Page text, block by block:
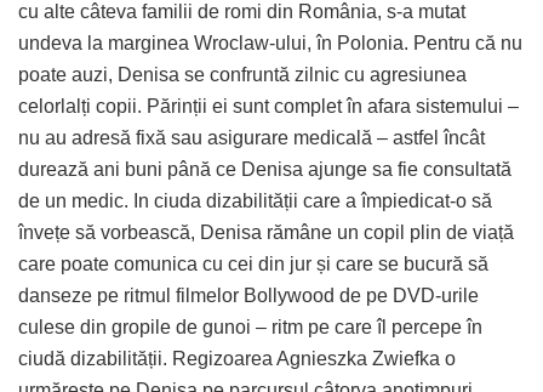
cu alte câteva familii de romi din România, s-a mutat
undeva la marginea Wroclaw-ului, în Polonia. Pentru că nu
poate auzi, Denisa se confruntă zilnic cu agresiunea
celorlalți copii. Părinții ei sunt complet în afara sistemului –
nu au adresă fixă sau asigurare medicală – astfel încât
durează ani buni până ce Denisa ajunge sa fie consultată
de un medic. In ciuda dizabilității care a împiedicat-o să
învețe să vorbească, Denisa rămâne un copil plin de viață
care poate comunica cu cei din jur și care se bucură să
danseze pe ritmul filmelor Bollywood de pe DVD-urile
culese din gropile de gunoi – ritm pe care îl percepe în
ciudă dizabilității. Regizoarea Agnieszka Zwiefka o